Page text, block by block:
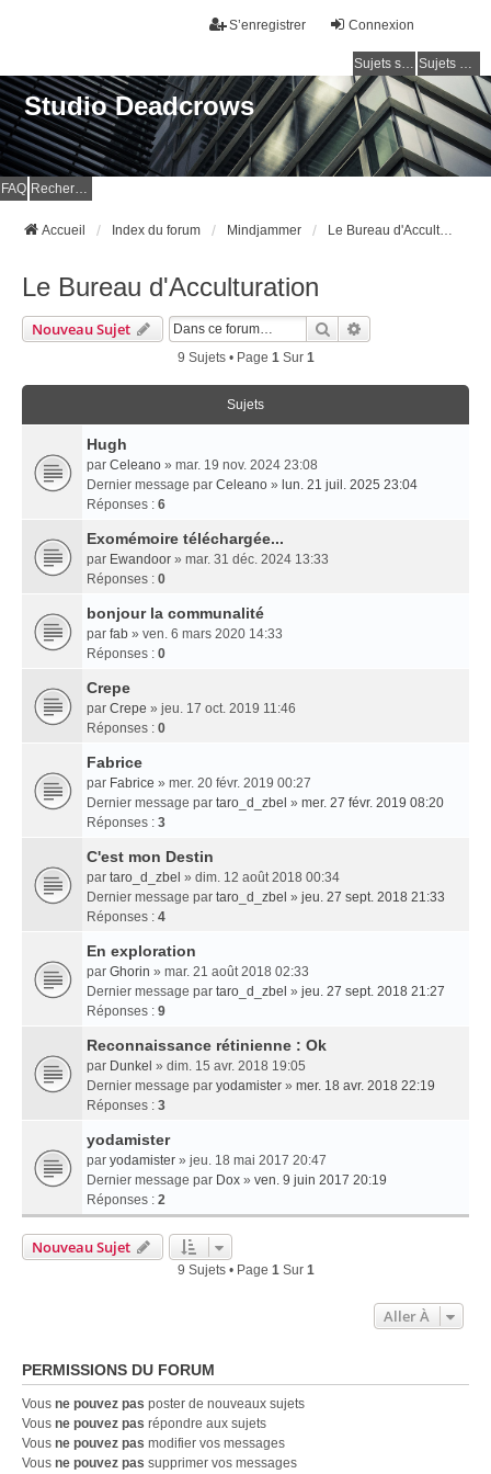
Connexion
S’enregistrer
Sujets sans réponse Sujets actifs
Studio Deadcrows
FAQ Rechercher
Accueil Index du forum Mindjammer Le Bureau d'Acculturation
Le Bureau d'Acculturation
Nouveau Sujet Rechercher
9 Sujets • Page 1Sur 1
Sujets
Hugh
par Celeano » mar. 19 nov. 2024 23:08
Dernier message par Celeano » lun. 21 juil. 2025 23:04
Réponses : 6
Exomémoire téléchargée...
par Ewandoor » mar. 31 déc. 2024 13:33
Réponses : 0
bonjour la communalité
par fab » ven. 6 mars 2020 14:33
Réponses : 0
Crepe
par Crepe » jeu. 17 oct. 2019 11:46
Réponses : 0
Fabrice
par Fabrice » mer. 20 févr. 2019 00:27
Dernier message par taro_d_zbel » mer. 27 févr. 2019 08:20
Réponses : 3
C'est mon Destin
par taro_d_zbel » dim. 12 août 2018 00:34
Dernier message par taro_d_zbel » jeu. 27 sept. 2018 21:33
Réponses : 4
En exploration
par Ghorin » mar. 21 août 2018 02:33
Dernier message par taro_d_zbel » jeu. 27 sept. 2018 21:27
Réponses : 9
Reconnaissance rétinienne : Ok
par Dunkel » dim. 15 avr. 2018 19:05
Dernier message par yodamister » mer. 18 avr. 2018 22:19
Réponses : 3
yodamister
par yodamister » jeu. 18 mai 2017 20:47
Dernier message par Dox » ven. 9 juin 2017 20:19
Réponses : 2
Nouveau Sujet
9 Sujets • Page 1Sur 1
Aller À
PERMISSIONS DU FORUM
Vous ne pouvez pas poster de nouveaux sujets
Vous ne pouvez pas répondre aux sujets
Vous ne pouvez pas modifier vos messages
Vous ne pouvez pas supprimer vos messages